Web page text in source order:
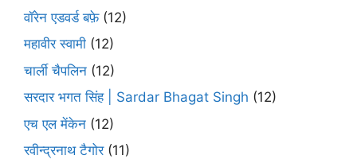
वॉरेन एडवर्ड बफ़े(12)
महावीर स्वामी (12)
चार्ली चैपलिन (12)
सरदार भगत सिंह | Sardar Bhagat Singh (12)
एच एल मेंकेन (12)
रवीन्द्रनाथ टैगोर(11)